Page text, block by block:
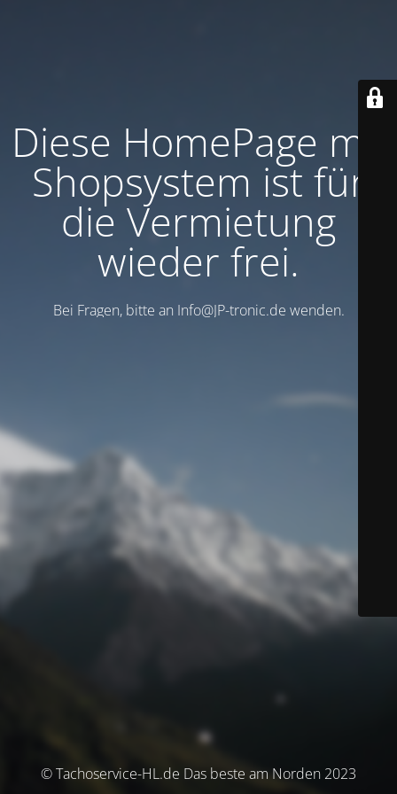
Diese HomePage mit
Shopsystem ist für
die Vermietung
wieder frei.
Bei Fragen, bitte an Info@JP-tronic.de wenden.
© Tachoservice-HL.de Das beste am Norden 2023